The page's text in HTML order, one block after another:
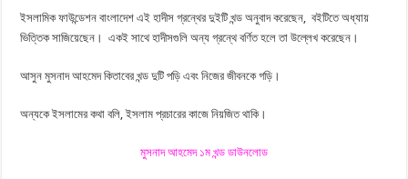
ইসলামিক ফাউন্ডেশন বাংলাদেশ এই হাদীস গ্রন্থের দুইটি খন্ড অনুবাদ করেছেন, বইটিতে অধ্যায়
ভিত্তিক সাজিয়েছেন। একই সাথে হাদীসগুলি অন্য গ্রন্থে বর্ণিত হলে তা উল্লেখ করেছেন।
আসুন মুসনাদ আহমেদ কিতাবের খন্ড দুটি পড়ি এবং নিজের জীবনকে গড়ি।
অন্যকে ইসলামের কথা বলি, ইসলাম প্রচারের কাজে নিয়জিত থাকি।
মুসনাদ আহমেদ ১ম খন্ড ডাউনলোড